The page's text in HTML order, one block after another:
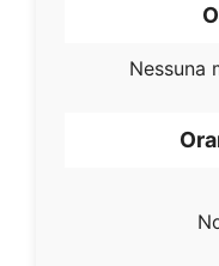
Nessuna